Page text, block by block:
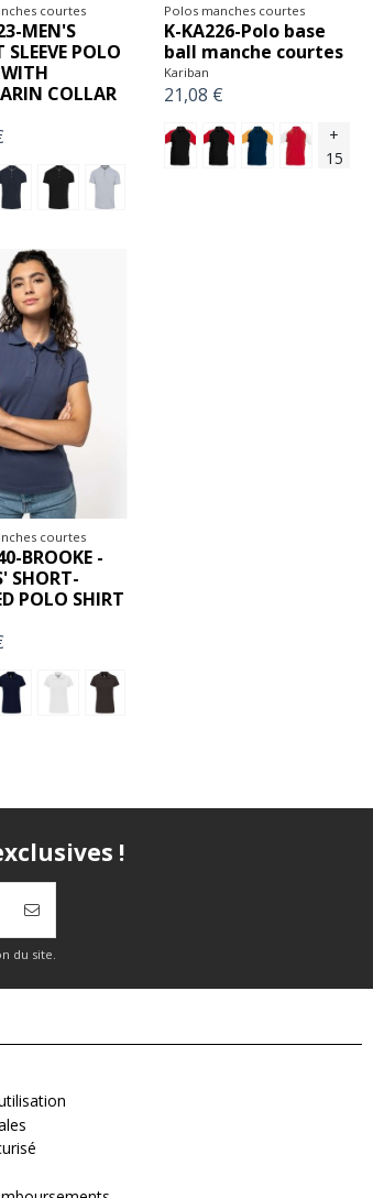
courtes
MEN'S
SLEEVE POLO
COLLAR
Polos manches courtes
K-KA226-Polo base
ball manche courtes
Kariban
21,08 €
+
15
courtes
BROOKE -
SHORT-
POLO SHIRT
!
du site.